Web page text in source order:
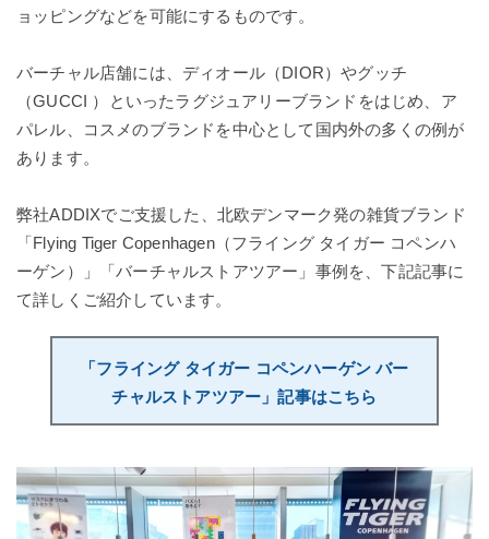
ョッピングなどを可能にするものです。
バーチャル店舗には、ディオール（DIOR）やグッチ
（GUCCI ）といったラグジュアリーブランドをはじめ、ア
パレル、コスメのブランドを中心として国内外の多くの例が
あります。
弊社ADDIXでご支援した、北欧デンマーク発の雑貨ブランド
「Flying Tiger Copenhagen（フライング タイガー コペンハ
ーゲン）」「バーチャルストアツアー」事例を、下記記事に
て詳しくご紹介しています。
「フライング タイガー コペンハーゲン バー
チャルストアツアー」記事はこちら